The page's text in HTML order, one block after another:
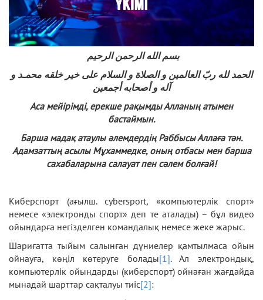
بسم الله الرحمن الرحيم
الحمد لله ربّ العالمين و الصلاة و السلام على خير خلقه محمـد و
آله و أصحابه أجمعين
Аса мейірімді, ерекше рақымды Алланың атымен
бастаймын.
Барша мадақ атаулы әлемдердің Раббысы Аллаға тән.
Адамзаттың асылы Мұхаммедке, оның отбасы мен барша
сахабаларына салауат пен сәлем болғай!
Киберспорт (ағылш. cybersport, «компьютерлік спорт»
немесе «электронды спорт» деп те аталады) – бұл видео
ойындарға негізделген командалық немесе жеке жарыс.
Шариғатта тыйым салынған дүниелер қамтылмаса ойын
ойнауға, көңіл көтеруге болады[1]. Ал электрондық,
компьютерлік ойындарды (киберспорт) ойнаған жағдайда
мынадай шарттар сақталуы тиіс[2]: